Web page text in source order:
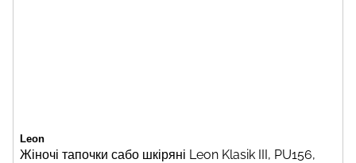
Leon
Жіночі тапочки сабо шкіряні Leon Klasik III, PU156,